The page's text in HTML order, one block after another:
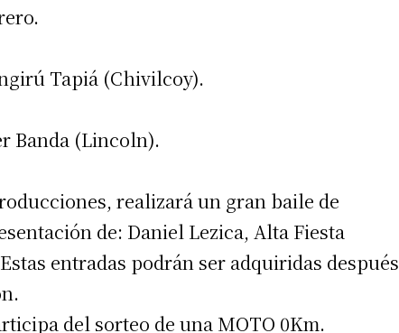
Tapiá (Chivilcoy).
Banda (Lincoln).
realizará un gran baile de
de: Daniel Lezica, Alta Fiesta
entradas podrán ser adquiridas después
del sorteo de una MOTO 0Km.